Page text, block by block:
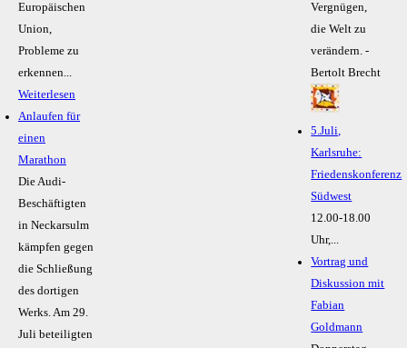
Europäischen
Union,
Probleme zu
erkennen...
Weiterlesen
Anlaufen für
einen
Marathon
Die Audi-
Beschäftigten
in Neckarsulm
kämpfen gegen
die Schließung
des dortigen
Werks. Am 29.
Juli beteiligten
Vergnügen,
die Welt zu
verändern. -
Bertolt Brecht
5.Juli,
Karlsruhe:
Friedenskonferenz
Südwest
12.00-18.00
Uhr,...
Vortrag und
Diskussion mit
Fabian
Goldmann